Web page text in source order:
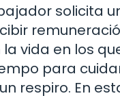
solicita
vida en los
para
respiro. En